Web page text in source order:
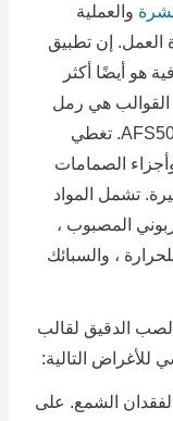
والعملية
إن تطبيق
أيضًا أكثر
هي رمل
تغطي
الصمامات
تشمل المواد
المصبوب ،
، والسبائك
الدقيق لقالب
التالية:
الشمع.على